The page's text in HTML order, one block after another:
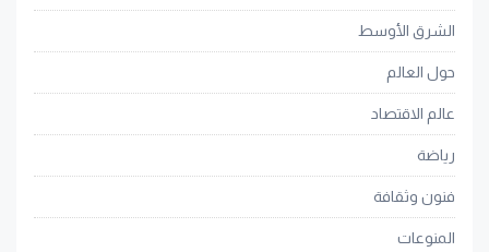
الشرق الأوسط
حول العالم
عالم الاقتصاد
رياضة
فنون وثقافة
المنوعات